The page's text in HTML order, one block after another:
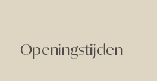
Openingstijden